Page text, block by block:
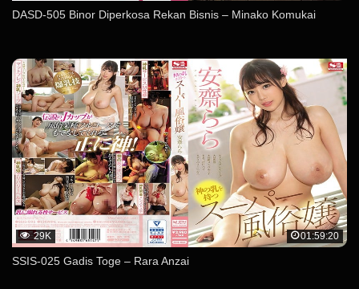
DASD-505 Binor Diperkosa Rekan Bisnis – Minako Komukai
29K 01:59:20
SSIS-025 Gadis Toge – Rara Anzai